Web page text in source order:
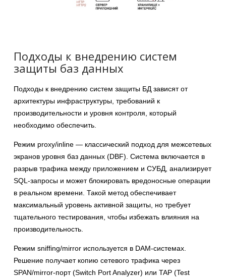
Подходы к внедрению систем
защиты баз данных
Подходы к внедрению систем защиты БД зависят от
архитектуры инфраструктуры, требований к
производительности и уровня контроля, который
необходимо обеспечить.
Режим proxy/inline — классический подход для межсетевых
экранов уровня баз данных (DBF). Система включается в
разрыв трафика между приложением и СУБД, анализирует
SQL-запросы и может блокировать вредоносные операции
в реальном времени. Такой метод обеспечивает
максимальный уровень активной защиты, но требует
тщательного тестирования, чтобы избежать влияния на
производительность.
Режим sniffing/mirror используется в DAM-системах.
Решение получает копию сетевого трафика через
SPAN/mirror-порт (Switch Port Analyzer) или TAP (Test